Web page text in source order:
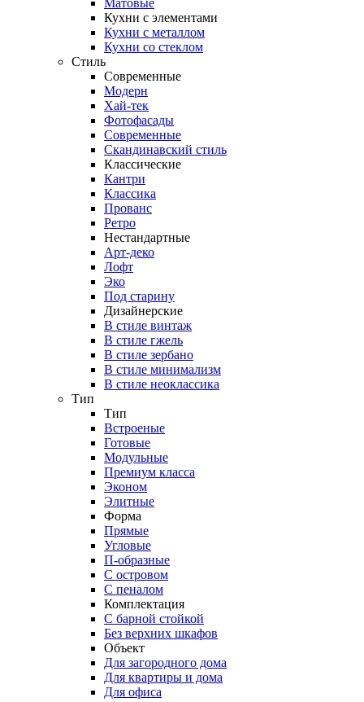
Матовые
Кухни с элементами
Кухни с металлом
Кухни со стеклом
Стиль
Современные
Модерн
Хай-тек
Фотофасады
Современные
Скандинавский стиль
Классические
Кантри
Классика
Прованс
Ретро
Нестандартные
Арт-деко
Лофт
Эко
Под старину
Дизайнерские
В стиле винтаж
В стиле гжель
В стиле зербано
В стиле минимализм
В стиле неоклассика
Тип
Тип
Встроеные
Готовые
Модульные
Премиум класса
Эконом
Элитные
Форма
Прямые
Угловые
П-образные
С островом
С пеналом
Комплектация
C барной стойкой
Без верхних шкафов
Объект
Для загородного дома
Для квартиры и дома
Для офиса